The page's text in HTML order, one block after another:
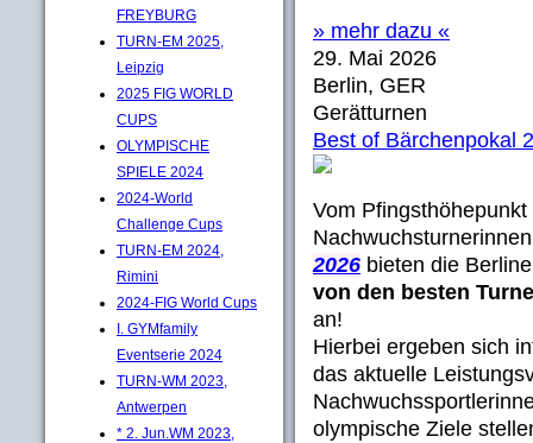
FREYBURG
TURN-EM 2025,
Leipzig
2025 FIG WORLD
CUPS
OLYMPISCHE
SPIELE 2024
2024-World
Challenge Cups
TURN-EM 2024,
Rimini
2024-FIG World Cups
I. GYMfamily
Eventserie 2024
TURN-WM 2023,
Antwerpen
* 2. Jun.WM 2023,
» mehr dazu «
29. Mai 2026
Berlin, GER
Gerätturnen
Best of Bärchenpokal
Vom
2026 bieten die
von den besten
an!
Hierbei ergeben sich
das aktuelle
olympische Ziele